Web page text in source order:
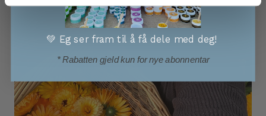
💚 Eg ser fram til å få dele med deg!
* Rabatten gjeld kun for nye abonnentar